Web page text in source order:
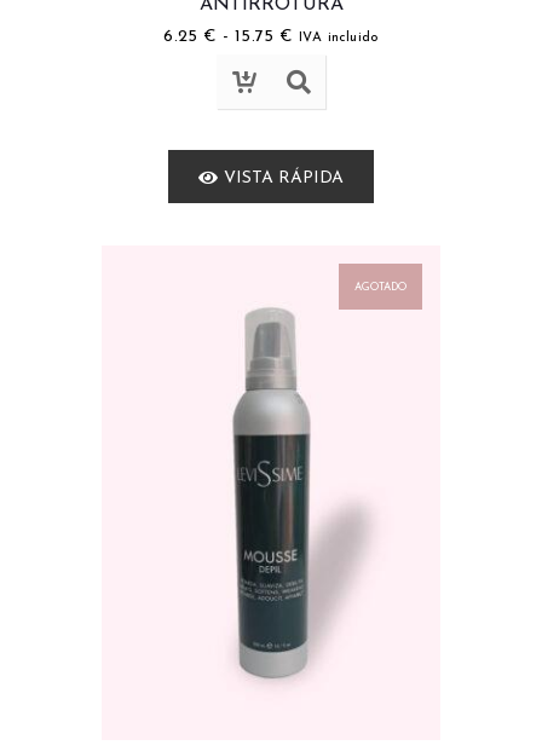
ANTIRROTURA
6.25 € - 15.75 € IVA incluido
VISTA RÁPIDA
AGOTADO